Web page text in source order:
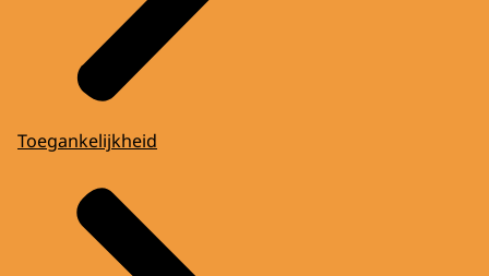
Toegankelijkheid